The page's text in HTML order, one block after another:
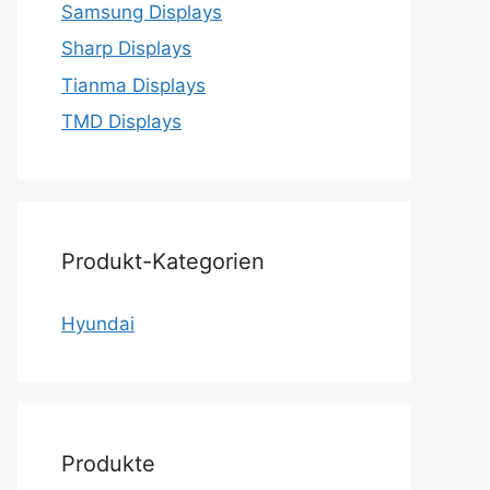
Samsung Displays
Sharp Displays
Tianma Displays
TMD Displays
Produkt-Kategorien
Hyundai
Produkte